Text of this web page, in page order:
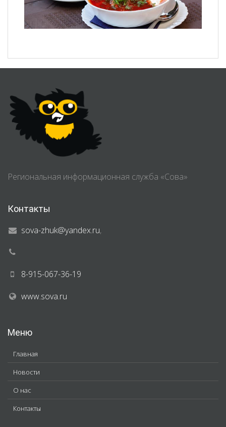
Региональная информационная служба «Сова»
Контакты
sova-zhuk@yandex.ru,
8-915-067-36-19
www.sova.ru
Меню
Главная
Новости
О нас
Контакты